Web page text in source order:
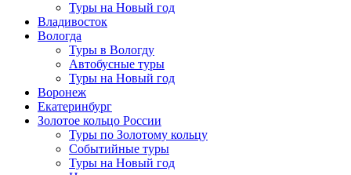
Туры на Новый год
Владивосток
Вологда
Туры в Вологду
Автобусные туры
Туры на Новый год
Воронеж
Екатеринбург
Золотое кольцо России
Туры по Золотому кольцу
Событийные туры
Туры на Новый год